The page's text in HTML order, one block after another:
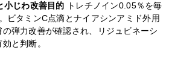
小じわ改善目的
トレチノイン0.05％を毎
ビタミンC点滴とナイアシンアミド外用
弾力改善が確認され、リジュビネーシ
と判断。